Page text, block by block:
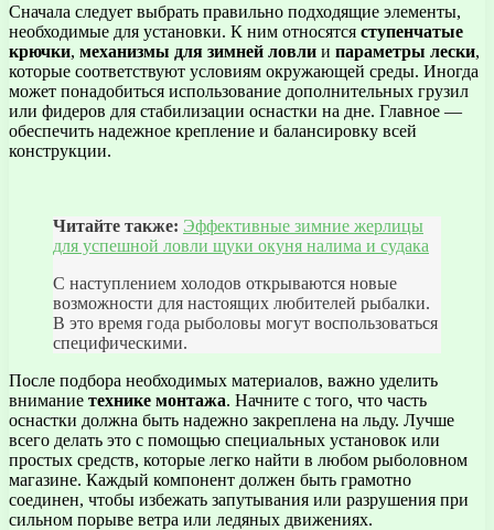
Сначала следует выбрать правильно подходящие элементы,
необходимые для установки. К ним относятся ступенчатые
крючки, механизмы для зимней ловли и параметры лески,
которые соответствуют условиям окружающей среды. Иногда
может понадобиться использование дополнительных грузил
или фидеров для стабилизации оснастки на дне. Главное —
обеспечить надежное крепление и балансировку всей
конструкции.
Читайте также: Эффективные зимние жерлицы
для успешной ловли щуки окуня налима и судака
С наступлением холодов открываются новые
возможности для настоящих любителей рыбалки.
В это время года рыболовы могут воспользоваться
специфическими.
После подбора необходимых материалов, важно уделить
внимание технике монтажа. Начните с того, что часть
оснастки должна быть надежно закреплена на льду. Лучше
всего делать это с помощью специальных установок или
простых средств, которые легко найти в любом рыболовном
магазине. Каждый компонент должен быть грамотно
соединен, чтобы избежать запутывания или разрушения при
сильном порыве ветра или ледяных движениях.